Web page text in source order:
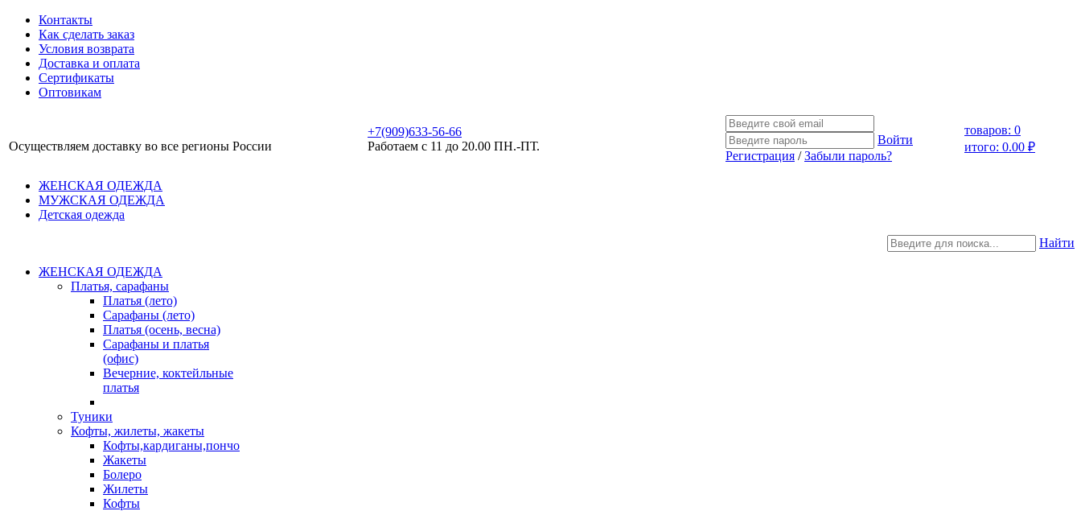
Контакты
Как сделать заказ
Условия возврата
Доставка и оплата
Сертификаты
Оптовикам
Осуществляем доставку во все регионы России
+7(909)633-56-66
Работаем с 11 до 20.00 ПН.-ПТ.
Войти
Регистрация /Забыли пароль?
товаров: 0
итого: 0.00 ₽
ЖЕНСКАЯ ОДЕЖДА
МУЖСКАЯ ОДЕЖДА
Детская одежда
Найти
ЖЕНСКАЯ ОДЕЖДА
Платья, сарафаны
Платья (лето)
Сарафаны (лето)
Платья (осень, весна)
Сарафаны и платья
(офис)
Вечерние, коктейльные
платья
Туники
Кофты, жилеты, жакеты
Кофты,кардиганы,пончо
Жакеты
Болеро
Жилеты
Кофты